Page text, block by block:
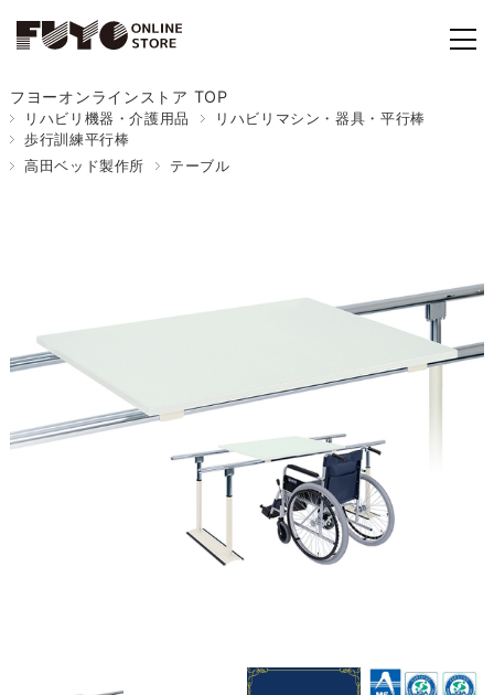
フヨーオンラインストア TOP
リハビリ機器・介護用品
リハビリマシン・器具・平行棒
歩行訓練平行棒
高田ベッド製作所
テーブル